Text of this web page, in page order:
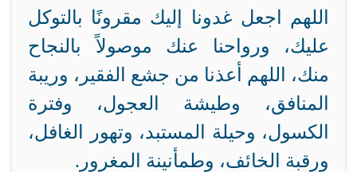
اللهم اجعل غدونا إليك مقرونًا بالتوكل
عليك، ورواحنا عنك موصولاً بالنجاح
منك، اللهم أعذنا من جشع الفقير، وريبة
المنافق، وطيشة العجول، وفترة
الكسول، وحيلة المستبد، وتهور الغافل،
ورقبة الخائف، وطمأنينة المغرور.